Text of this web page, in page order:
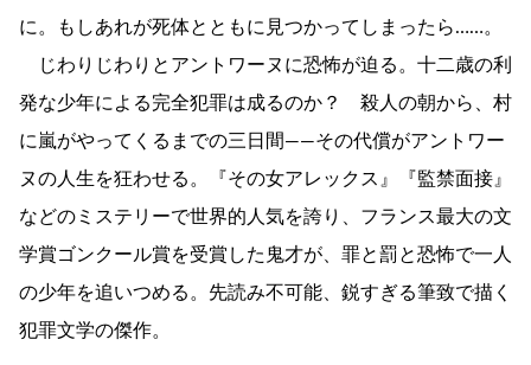
に。もしあれが死体とともに見つかってしまったら……。
じわりじわりとアントワーヌに恐怖が迫る。十二歳の利
発な少年による完全犯罪は成るのか？ 殺人の朝から、村
に嵐がやってくるまでの三日間――その代償がアントワー
ヌの人生を狂わせる。『その女アレックス』『監禁面接』
などのミステリーで世界的人気を誇り、フランス最大の文
学賞ゴンクール賞を受賞した鬼才が、罪と罰と恐怖で一人
の少年を追いつめる。先読み不可能、鋭すぎる筆致で描く
犯罪文学の傑作。